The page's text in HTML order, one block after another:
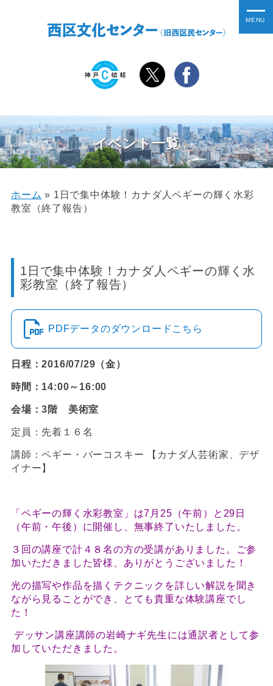
イベント一覧
ホーム » 1日で集中体験！カナダ人ペギーの輝く水彩
教室（終了報告）
1日で集中体験！カナダ人ペギーの輝く水
彩教室（終了報告）
PDFデータのダウンロードこちら
日程：2016/07/29（金）
時間：14:00～16:00
会場：3階 美術室
定員：先着１６名
講師：ペギー・バーコスキー 【カナダ人芸術家、デザ
イナー】
「ペギーの輝く水彩教室」は7月25（午前）と29日
（午前・午後）に開催し、無事終了いたしました。
３回の講座で計４８名の方の受講がありました。ご参
加いただきました皆様、ありがとうございました！
光の描写や作品を描くテクニックを詳しい解説を聞き
ながら見ることができ、とても貴重な体験講座でし
た！
デッサン講座講師の岩崎ナギ先生には通訳者として参
加していただきました。